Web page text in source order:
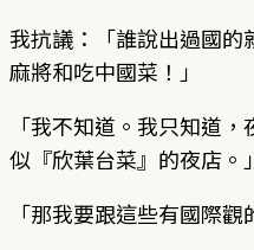
我抗議：「誰說出過國
麻將和吃中國菜！」
「我不知道。我只知道
似『欣葉台菜』的夜店。」
「那我要跟這些有國際觀